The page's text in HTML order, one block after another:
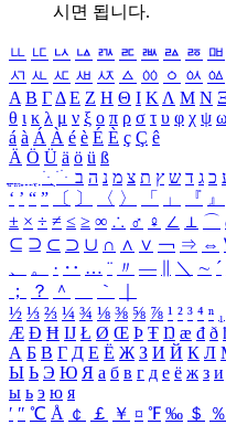
시면 됩니다.
ㅥ ㅦ ㅧ ㅨ ㅩ ㅪ ㅫ ㅬ ㅭ ㅮ
ㅺ ㅻ ㅼ ㅽ ㅾ ㅿ ㆀ ㆁ ㆂ ㆃ
Α Β ΓΔ Ε Ζ Η Θ Ι ΚΛ Μ Ν
θ ι κ λ μ ν ξ ο π ρ σ τ υ φ χ ψ ω
á à Á À é è É È ç Ç ê
Ä Ö Ü ä ö ü ß
ִֶֹ ֻּ ׁׂ כ ג ד ש ץ ת צ מ נ ה ב
‘ ’ “ ” 〔 〕 〈 〉 「 」 『 』
± × ÷ ≠ ≤ ≥ ∞ ∴ ♂ ♀ ∠ ⊥ ⌒
⊆ ⊇ ⊂ ⊃ ∪ ∩ ∧ ∨ ￢ ⇒ ⇔
、
。 · ‥ … ¨ 〃 ― ＼ ∼ ´
；
？ ＾ ｀
½ ⅓ ⅔ ¼ ¾ ⅛ ⅜ ⅝ ⅞ ¹ ² ³ ⁴ ⁿ ₁
Æ Ð Ħ Ĳ Ł Ø Œ Þ Ŧ Ŋ æ đ ð
А Б В Г Д Е Ё Ж З И Й К Л
Ы Ь Э Ю Я а б в г д е ё ж з и
ы ь э ю я
′ ″ ℃ Å ￠ ￡ ￥ ¤ ℉ ‰ ＄ ％